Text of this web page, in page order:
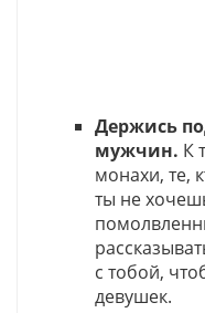
Держись
мужчин. К
монахи, те,
ты не
с тобой,
девушек.